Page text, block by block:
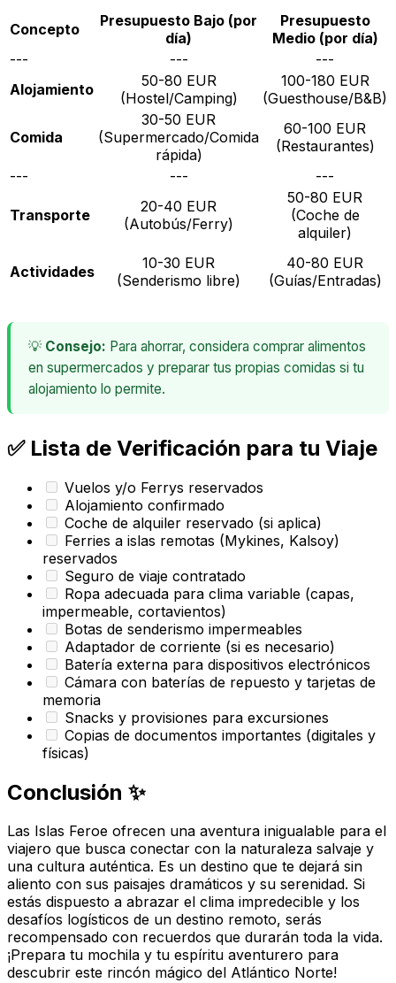
Concepto
Presupuesto Bajo (por
día)
Presupuesto
Medio (por día)
---
---
---
Alojamiento
50-80 EUR
(Hostel/Camping)
100-180 EUR
(Guesthouse/B&B)
Comida
30-50 EUR
(Supermercado/Comida
rápida)
60-100 EUR
(Restaurantes)
--- --- ---
Transporte
20-40 EUR
(Autobús/Ferry)
50-80 EUR
(Coche de
alquiler)
Actividades
10-30 EUR
(Senderismo libre)
40-80 EUR
(Guías/Entradas)
💡 Consejo: Para ahorrar, considera comprar alimentos
en supermercados y preparar tus propias comidas si tu
alojamiento lo permite.
✅ Lista de Verificación para tu Viaje
Vuelos y/o Ferrys reservados
Alojamiento confirmado
Coche de alquiler reservado (si aplica)
Ferries a islas remotas (Mykines, Kalsoy)
reservados
Seguro de viaje contratado
Ropa adecuada para clima variable (capas,
impermeable, cortavientos)
Botas de senderismo impermeables
Adaptador de corriente (si es necesario)
Batería externa para dispositivos electrónicos
Cámara con baterías de repuesto y tarjetas de
memoria
Snacks y provisiones para excursiones
Copias de documentos importantes (digitales y
físicas)
Conclusión ✨
Las Islas Feroe ofrecen una aventura inigualable para el
viajero que busca conectar con la naturaleza salvaje y
una cultura auténtica. Es un destino que te dejará sin
aliento con sus paisajes dramáticos y su serenidad. Si
estás dispuesto a abrazar el clima impredecible y los
desafíos logísticos de un destino remoto, serás
recompensado con recuerdos que durarán toda la vida.
¡Prepara tu mochila y tu espíritu aventurero para
descubrir este rincón mágico del Atlántico Norte!